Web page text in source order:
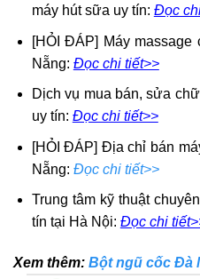
máy hút sữa uy tín: Đọc
[HỎI ĐÁP] Máy
Nẵng: Đọc chi tiết>>
Dịch vụ mua bán, sửa
uy tín: Đọc chi tiết>>
[HỎI ĐÁP] Địa chỉ bán
Nẵng: Đọc chi tiết>>
Trung tâm kỹ thuật
tín tại Hà Nội: Đọc chi
Xem thêm: Bột ngũ cốc Đà